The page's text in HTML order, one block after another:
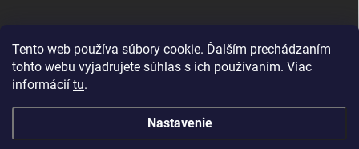
Tento web používa súbory cookie. Ďalším prechádzaním
tohto webu vyjadrujete súhlas s ich používaním. Viac
informácií tu.
Nastavenie
Nenašli ste čo ste hľadali? Máte záujem o inú značku? Skúste
navštíviť aj našu stránku Montclean.sk